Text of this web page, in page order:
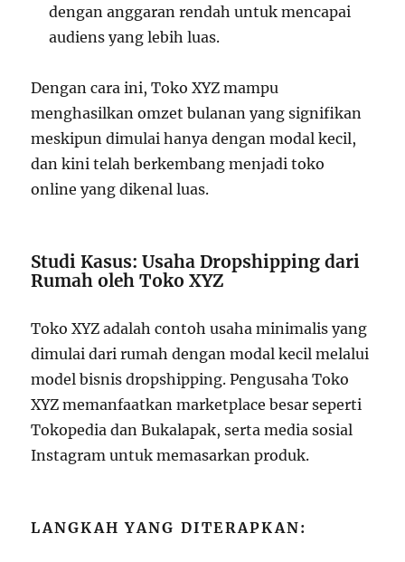
dengan anggaran rendah untuk mencapai
audiens yang lebih luas.
Dengan cara ini, Toko XYZ mampu
menghasilkan omzet bulanan yang signifikan
meskipun dimulai hanya dengan modal kecil,
dan kini telah berkembang menjadi toko
online yang dikenal luas.
Studi Kasus: Usaha Dropshipping dari
Rumah oleh Toko XYZ
Toko XYZ adalah contoh usaha minimalis yang
dimulai dari rumah dengan modal kecil melalui
model bisnis dropshipping. Pengusaha Toko
XYZ memanfaatkan marketplace besar seperti
Tokopedia dan Bukalapak, serta media sosial
Instagram untuk memasarkan produk.
LANGKAH YANG DITERAPKAN: